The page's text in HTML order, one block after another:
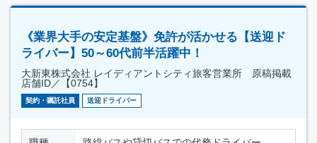
《業界大手の安定基盤》免許が活かせる【送迎ド
ライバー】50～60代前半活躍中！
大新東株式会社 レイディアントシティ旅客営業所 原稿掲載
店舗ID／【0754】
契約・嘱託社員 送迎ドライバー